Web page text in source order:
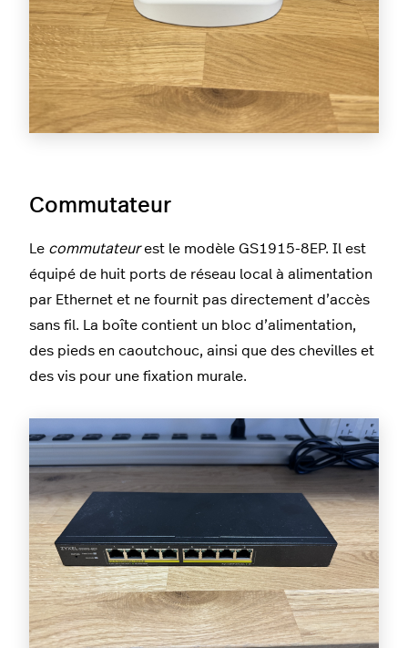
Commutateur
Le commutateurest le modèle GS1915-8EP. Il est
équipé de huit ports de réseau local à alimentation
par Ethernet et ne fournit pas directement d’accès
sans fil. La boîte contient un bloc d’alimentation,
des pieds en caoutchouc, ainsi que des chevilles et
des vis pour une fixation murale.